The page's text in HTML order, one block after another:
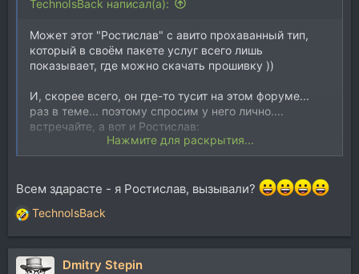
TechnoIsBack написал(а):
Может этот "Ростислав" с авито прохаванный тип,
который в своём пакете услуг всего лишь
показывает, где можно скачать прошивку ))
И, скорее всего, он где-то тусит на этом форуме...
раз в теме... поэтому спросим у него лично....
встречайте, а вот и Ростислав:
ps (братан, не подведи... я тебя уже объявил, твой
Нажмите для раскрытия...
Всем здарасте - я Ростислав, вызывали?
Р
е
а
к
TechnoIsBack
Dmitry Stepin